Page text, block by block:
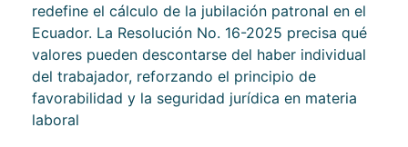
redefine el cálculo de la jubilación patronal en el
Ecuador. La Resolución No. 16-2025 precisa qué
valores pueden descontarse del haber individual
del trabajador, reforzando el principio de
favorabilidad y la seguridad jurídica en materia
laboral